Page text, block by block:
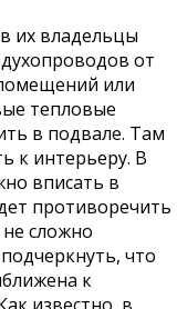
их владельцы
от
или
тепловые
в подвале. Там
к интерьеру. В
вписать в
противоречить
сложно
что
к